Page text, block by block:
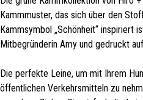
Kammmuster, das sich über den
Kammsymbol „Schönheit“ inspiriert
Mitbegründerin Amy und gedruckt
Die perfekte Leine, um mit Ihrem
öffentlichen Verkehrsmitteln zu